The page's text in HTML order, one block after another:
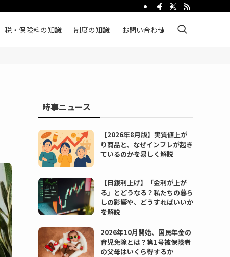
税・保険料の知識 制度の知識 お問い合わせ
時事ニュース
【2026年8月版】実質値上が
り商品と、なぜインフレが起き
ているのかを易しく解説
【日銀利上げ】「金利が上が
る」とどうなる？私たちの暮ら
しの影響や、どうすればいいか
を解説
2026年10月開始、国民年金の
育児免除とは？第1号被保険者
の父母はいくら得するか